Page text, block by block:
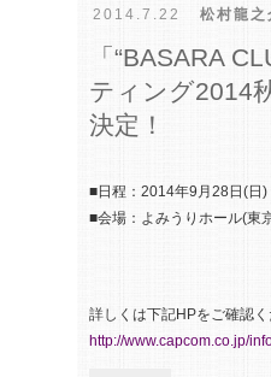
2014.7.22 松村龍之
「“BASARA
ティング2014
決定！
■日程：2014年9月28日(日
■会場：よみうりホール(東
詳しくは下記HPをご確認く
http://www.capcom.co.jp/